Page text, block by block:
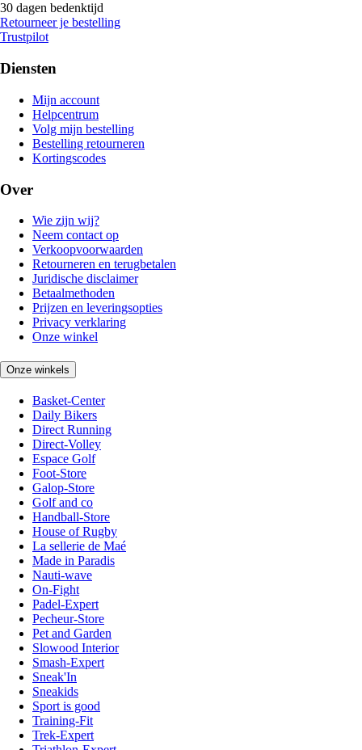
30 dagen bedenktijd
Retourneer je bestelling
Trustpilot
Diensten
Mijn account
Helpcentrum
Volg mijn bestelling
Bestelling retourneren
Kortingscodes
Over
Wie zijn wij?
Neem contact op
Verkoopvoorwaarden
Retourneren en terugbetalen
Juridische disclaimer
Betaalmethoden
Prijzen en leveringsopties
Privacy verklaring
Onze winkel
Onze winkels
Basket-Center
Daily Bikers
Direct Running
Direct-Volley
Espace Golf
Foot-Store
Galop-Store
Golf and co
Handball-Store
House of Rugby
La sellerie de Maé
Made in Paradis
Nauti-wave
On-Fight
Padel-Expert
Pecheur-Store
Pet and Garden
Slowood Interior
Smash-Expert
Sneak'In
Sneakids
Sport is good
Training-Fit
Trek-Expert